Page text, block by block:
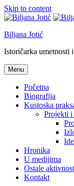
Skip to content
Biljana Jotić
Istoričarka umetnosti
Menu
Početna
Biografija
Kustoska
Projekti i
Hronika
U medijima
Ostale
Kontakt